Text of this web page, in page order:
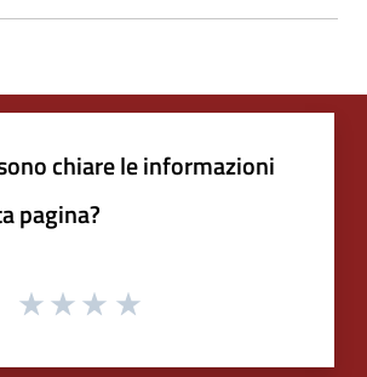
chiare le informazioni
pagina?